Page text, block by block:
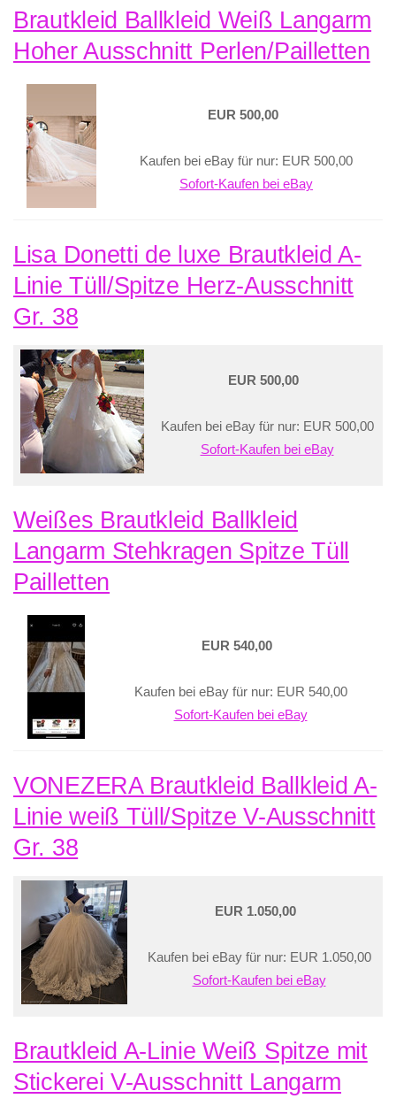
Brautkleid Ballkleid Weiß Langarm
Hoher Ausschnitt Perlen/Pailletten
EUR 500,00
Kaufen bei eBay für nur: EUR 500,00
Sofort-Kaufen bei eBay
Lisa Donetti de luxe Brautkleid A-
Linie Tüll/Spitze Herz-Ausschnitt
Gr. 38
EUR 500,00
Kaufen bei eBay für nur: EUR 500,00
Sofort-Kaufen bei eBay
Weißes Brautkleid Ballkleid
Langarm Stehkragen Spitze Tüll
Pailletten
EUR 540,00
Kaufen bei eBay für nur: EUR 540,00
Sofort-Kaufen bei eBay
VONEZERA Brautkleid Ballkleid A-
Linie weiß Tüll/Spitze V-Ausschnitt
Gr. 38
EUR 1.050,00
Kaufen bei eBay für nur: EUR 1.050,00
Sofort-Kaufen bei eBay
Brautkleid A-Linie Weiß Spitze mit
Stickerei V-Ausschnitt Langarm